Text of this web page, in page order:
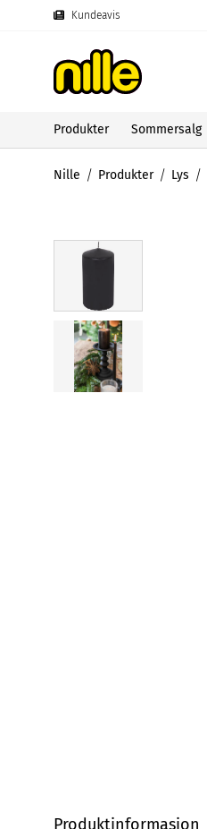
Kundeavis
Produkter Sommersalg
Nille Produkter Lys
Produktinformasjon